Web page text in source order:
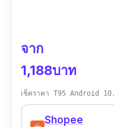
จาก
1,188บาท
เช็คราคา T95 Android
Shopee